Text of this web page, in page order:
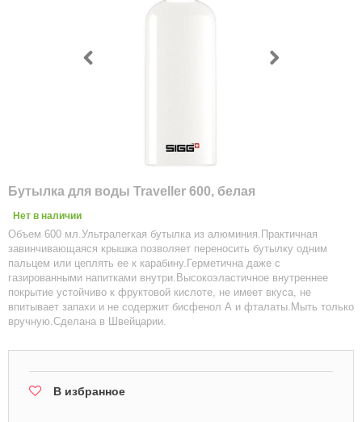
Бутылка для воды Traveller 600, белая
Нет в наличии
Объем 600 мл.Ультралегкая бутылка из алюминия.Практичная
завинчивающаяся крышка позволяет переносить бутылку одним
пальцем или цеплять ее к карабину.Герметична даже с
газированными напитками внутри.Высокоэластичное внутреннее
покрытие устойчиво к фруктовой кислоте, не имеет вкуса, не
впитывает запахи и не содержит бисфенол А и фталаты.Мыть только
вручную.Сделана в Швейцарии.
В избранное